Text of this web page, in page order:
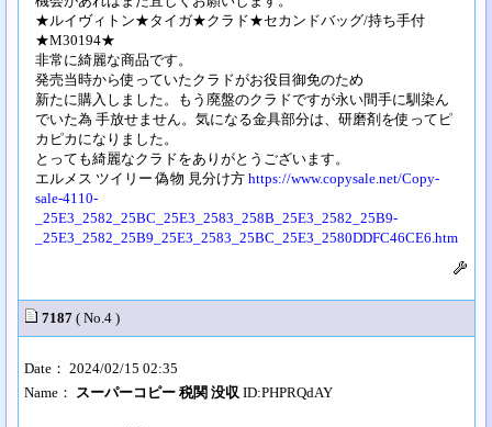
★ルイヴィトン★タイガ★クラド★セカンドバッグ/持ち手付
★M30194★
非常に綺麗な商品です。
発売当時から使っていたクラドがお役目御免のため
新たに購入しました。もう廃盤のクラドですが永い間手に馴染ん
でいた為 手放せません。気になる金具部分は、研磨剤を使ってピ
カピカになりました。
とっても綺麗なクラドをありがとうございます。
エルメス ツイリー 偽物 見分け方 https://www.copysale.net/Copy-
sale-4110-
_25E3_2582_25BC_25E3_2583_258B_25E3_2582_25B9-
_25E3_2582_25B9_25E3_2583_25BC_25E3_2580DDFC46CE6.htm
7187 ( No.4 )
Date： 2024/02/15 02:35
Name： スーパーコピー 税関 没収ID:PHPRQdAY